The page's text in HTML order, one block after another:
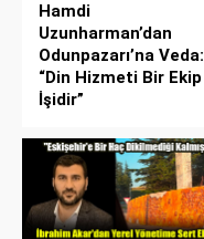
Hamdi
Uzunharman’dan
Odunpazarı’na Veda:
“Din Hizmeti Bir Ekip
İşidir”